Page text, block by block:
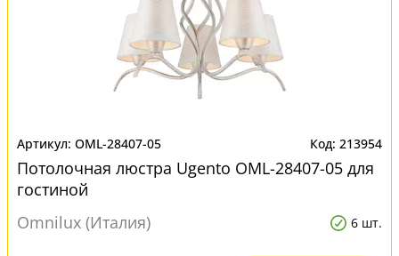
OML-28407-05 213954
Потолочная люстра Ugento OML-28407-05 для
гостиной
Omnilux (Италия)
6 шт.